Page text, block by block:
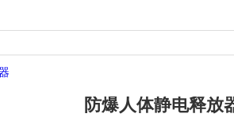
防爆人体静电释放